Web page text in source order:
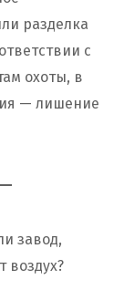
разделка
с
охоты, в
— лишение
завод,
воздух?